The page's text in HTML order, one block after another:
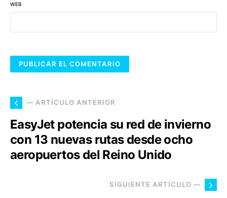
WEB
— ARTÍCULO ANTERIOR
EasyJet potencia su red de invierno
con 13 nuevas rutas desde ocho
aeropuertos del Reino Unido
SIGUIENTE ARTÍCULO —